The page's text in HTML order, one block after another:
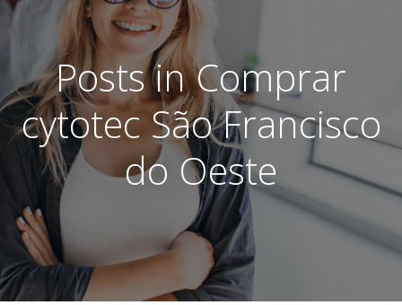
Posts in Comprar
cytotec São Francisco
do Oeste